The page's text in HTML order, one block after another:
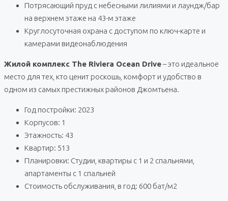
Потрясающий пруд с небесными лилиями и лаундж/бар
на верхнем этаже на 43-м этаже
Круглосуточная охрана с доступом по ключ-карте и
камерами видеонаблюдения
Жилой комплекс The Riviera Ocean Drive– это идеальное
место для тех, кто ценит роскошь, комфорт и удобство в
одном из самых престижных районов Джомтьена.
Год постройки: 2023
Корпусов: 1
Этажность: 43
Квартир: 513
Планировки: Студии, квартиры с 1 и 2 спальнями,
апартаменты с 1 спальней
Стоимость обслуживания, в год: 600 бат/м2